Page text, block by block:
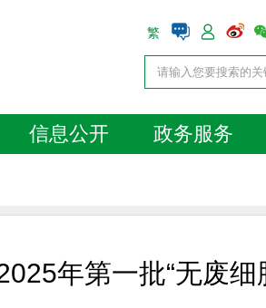
繁
信息公开 政务服务
年第一批“无废细